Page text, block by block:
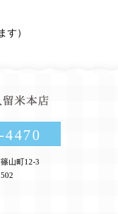
す）
4470
山町12-3